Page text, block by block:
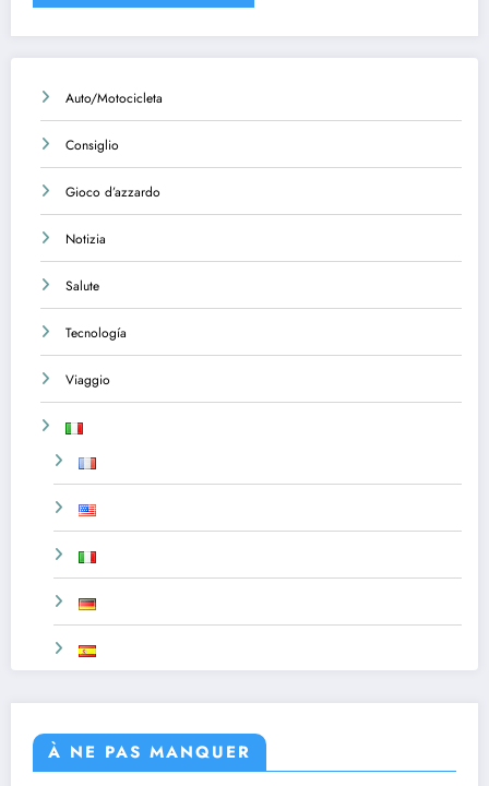
Auto/Motocicleta
Consiglio
Gioco d’azzardo
Notizia
Salute
Tecnología
Viaggio
À NE PAS MANQUER